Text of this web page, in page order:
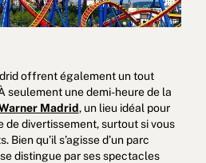
offrent également un tout
seulement une demi-heure de la
Madrid, un lieu idéal pour
de divertissement, surtout si vous
qu’il s’agisse d’un parc
distingue par ses spectacles